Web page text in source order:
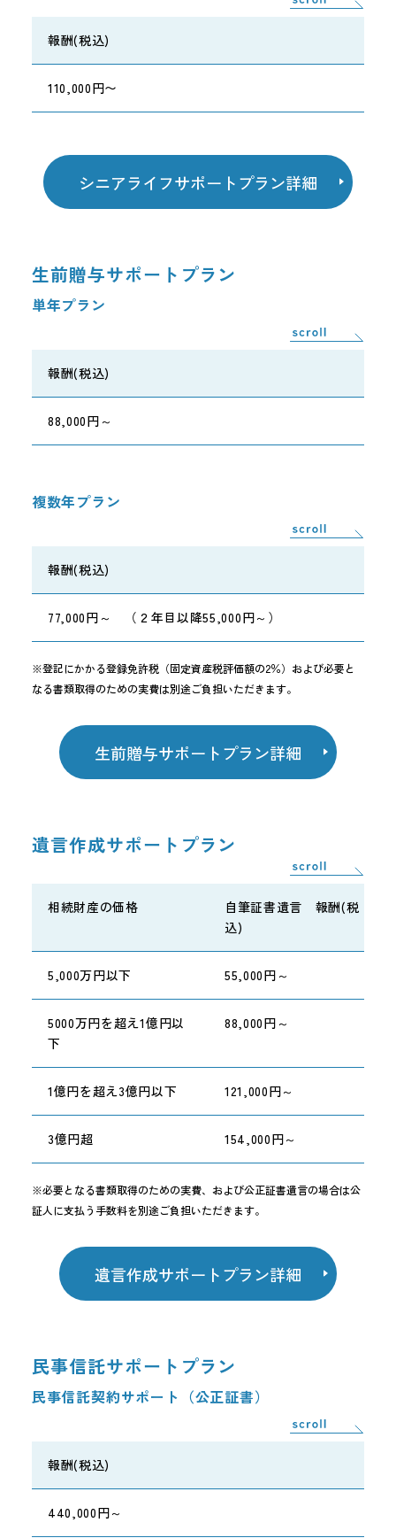
報酬(税込)
110,000円〜
シニアライフサポートプラン詳細
生前贈与サポートプラン
単年プラン
報酬(税込)
88,000円～
複数年プラン
報酬(税込)
77,000円～ （２年目以降55,000円～）
※登記にかかる登録免許税（固定資産税評価額の2％）および必要と
なる書類取得のための実費は別途ご負担いただきます。
生前贈与サポートプラン詳細
遺言作成サポートプラン
相続財産の価格
自筆証書遺言 報酬(税
込)
5,000万円以下 55,000円～
5000万円を超え1億円以
下
88,000円～
1億円を超え3億円以下 121,000円～
3億円超 154,000円～
※必要となる書類取得のための実費、および公正証書遺言の場合は公
証人に支払う手数料を別途ご負担いただきます。
遺言作成サポートプラン詳細
民事信託サポートプラン
民事信託契約サポート（公正証書）
報酬(税込)
440,000円～